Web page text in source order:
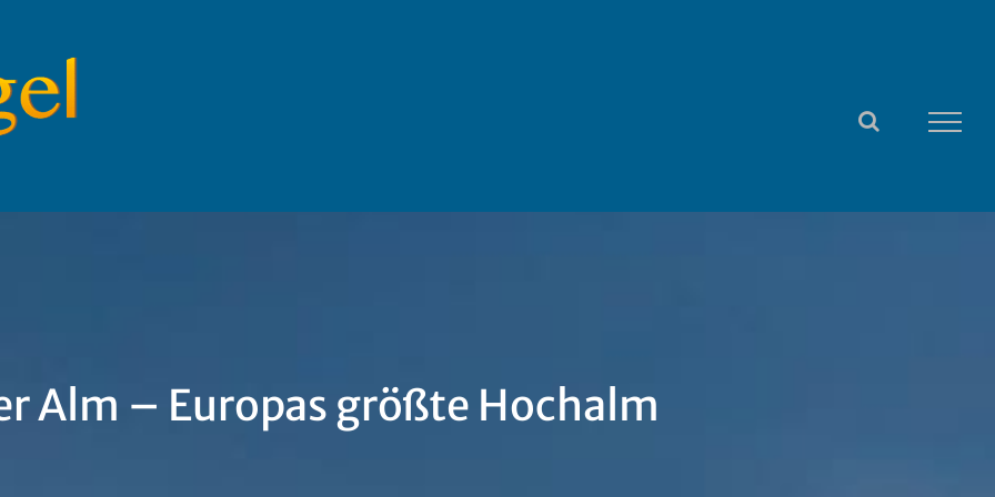
Alm – Europas größte Hochalm